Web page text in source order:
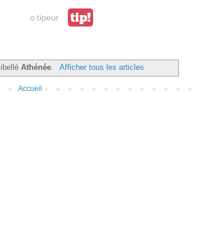
0 tipeur tip!
Athénée Afficher tous les articles
Accueil